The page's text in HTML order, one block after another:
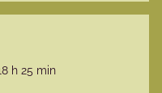
h 25 min